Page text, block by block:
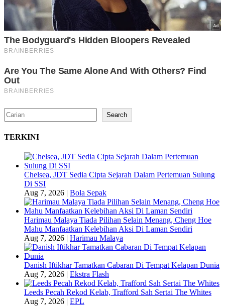
Search Search
TERKINI
Chelsea, JDT Sedia Cipta Sejarah Dalam Pertemuan Sulung
Di SSI
Aug 7, 2026 | Bola Sepak
Harimau Malaya Tiada Pilihan Selain Menang, Cheng Hoe
Mahu Manfaatkan Kelebihan Aksi Di Laman Sendiri
Aug 7, 2026 | Harimau Malaya
Danish Iftikhar Tamatkan Cabaran Di Tempat Kelapan Dunia
Aug 7, 2026 | Ekstra Flash
Leeds Pecah Rekod Kelab, Trafford Sah Sertai The Whites
Aug 7, 2026 | EPL